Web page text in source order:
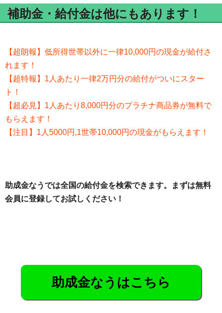
補助金・給付金は他にもあります！
【超朗報】低所得世帯以外に一律10,000円の現金が給付さ
れます！
【超特報】1人あたり一律2万円分の給付がついにスター
ト！
【超必見】1人あたり8,000円分のプラチナ商品券が無料で
もらえます！
【注目】1人5000円,1世帯10,000円の現金がもらえます！
助成金なうでは全国の給付金を検索できます。まずは無料
会員に登録してお試しください！
助成金なうはこちら